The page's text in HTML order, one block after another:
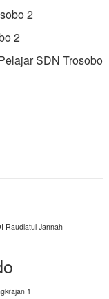
2
2
SDN Trosobo
Raudlatul Jannah
1